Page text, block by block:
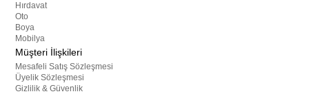
Hırdavat
Oto
Boya
Mobilya
Müşteri İlişkileri
Mesafeli Satış Sözleşmesi
Üyelik Sözleşmesi
Gizlilik & Güvenlik